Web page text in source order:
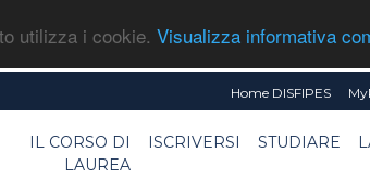
utilizza i cookie. Visualizza informativa
Home DISFIPES
IL CORSO DI
LAUREA
ISCRIVERSI STUDIARE